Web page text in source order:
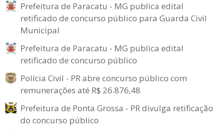
Prefeitura de Paracatu - MG publica edital
retificado de concurso público para Guarda Civil
Municipal
Prefeitura de Paracatu - MG publica edital
retificado de concurso público
Polícia Civil - PR abre concurso público com
remunerações até R$ 26.876,48
Prefeitura de Ponta Grossa - PR divulga retificação
do concurso público